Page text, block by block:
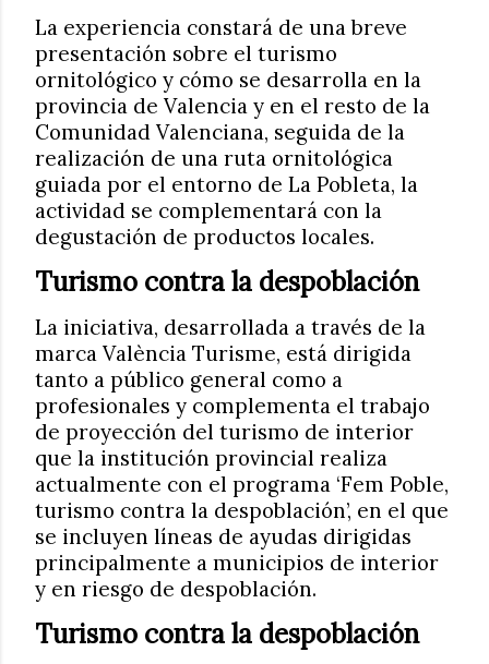
La experiencia constará de una breve
presentación sobre el turismo
ornitológico y cómo se desarrolla en la
provincia de Valencia y en el resto de la
Comunidad Valenciana, seguida de la
realización de una ruta ornitológica
guiada por el entorno de La Pobleta, la
actividad se complementará con la
degustación de productos locales.
Turismo contra la despoblación
La iniciativa, desarrollada a través de la
marca València Turisme, está dirigida
tanto a público general como a
profesionales y complementa el trabajo
de proyección del turismo de interior
que la institución provincial realiza
actualmente con el programa ‘Fem Poble,
turismo contra la despoblación’, en el que
se incluyen líneas de ayudas dirigidas
principalmente a municipios de interior
y en riesgo de despoblación.
Turismo contra la despoblación